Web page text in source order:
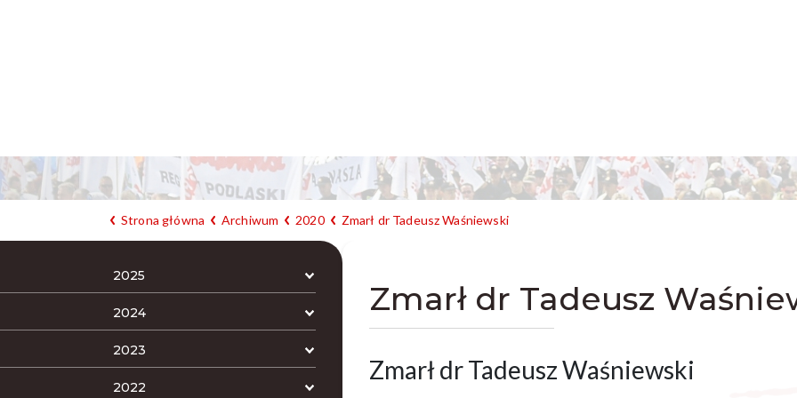
Strona główna Archiwum 2020 Zmarł dr Tadeusz Waśniewski
2025
2024
2023
2022
Zmarł dr Tadeusz
Zmarł dr Tadeusz Waśniewski